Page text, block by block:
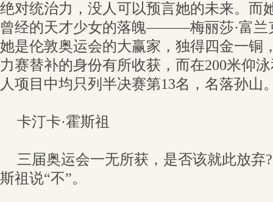
绝对统治力，没人可以预言她的未来。而
曾经的天才少女的落魄———梅丽莎·富兰
她是伦敦奥运会的大赢家，独得四金一铜
力赛替补的身份有所收获，而在200米仰
人项目中均只列半决赛第13名，名落孙山
卡汀卡·霍斯祖
三届奥运会一无所获，是否该就此放
斯祖说“不”。